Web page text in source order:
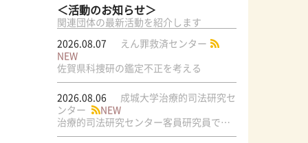
＜活動のお知らせ＞
関連団体の最新活動を紹介します
2026.08.07
えん罪救済センター
NEW
佐賀県科捜研の鑑定不正を考える
2026.08.06
成城大学治療的司法研究セ
ンター
NEW
治療的司法研究センター客員研究員で元・弁護士の菅原直美氏の論文が公刊されました